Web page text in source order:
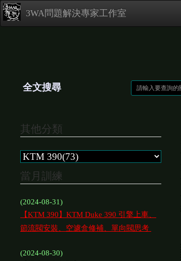
3WA問題解決專家工作室
全文搜尋
其他分類
當月訓練
(2024-08-31)
【KTM 390】KTM Duke 390 引擎上車、
節流閥安裝、空濾盒修補、單向閥思考
(2024-08-30)